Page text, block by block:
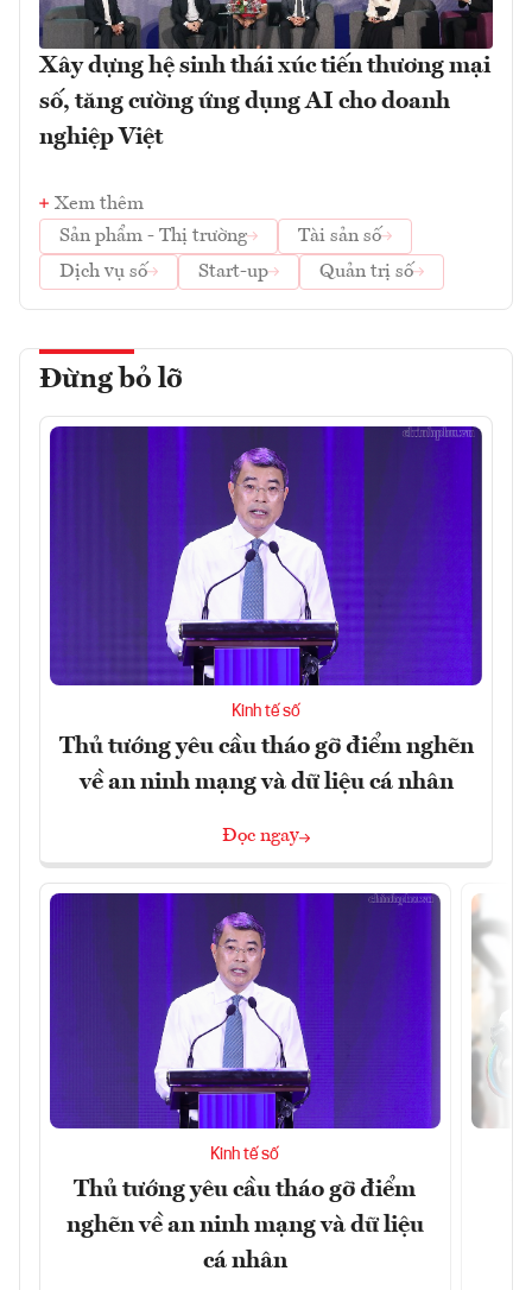
Xây dựng hệ sinh thái xúc tiến thương mại
số, tăng cường ứng dụng AI cho doanh
nghiệp Việt
Xem thêm
Sản phẩm - Thị trường
Tài sản số
Dịch vụ số
Start-up Quản trị số
Đừng bỏ lỡ
Kinh tế số
Thủ tướng yêu cầu tháo gỡ điểm nghẽn
về an ninh mạng và dữ liệu cá nhân
Đọc ngay
Kinh tế số
Thủ tướng yêu cầu tháo gỡ điểm
nghẽn về an ninh mạng và dữ liệu
cá nhân